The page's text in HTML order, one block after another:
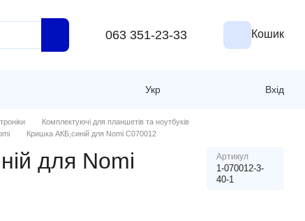
063 351-23-33 Кошик
Укр Вхід
Комплектуючі для планшетів та ноутбуків
Кришка АКБ,синій для Nomi C070012
для Nomi
Артикул
1-070012-3-
40-1